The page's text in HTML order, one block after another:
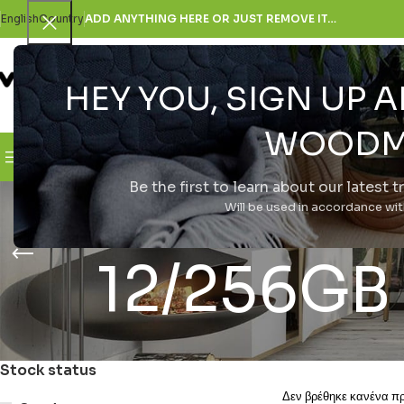
HEY YOU, SIGN UP
Be the first to learn about our latest
Will be used in accordance
EnglishCountryADD ANYTHING HERE OR JUST REMOVE IT…
SELECT CATEGORY
Browse Categories H Εταιρεία
12/
Stock status
Δεν βρέθηκε κανένα